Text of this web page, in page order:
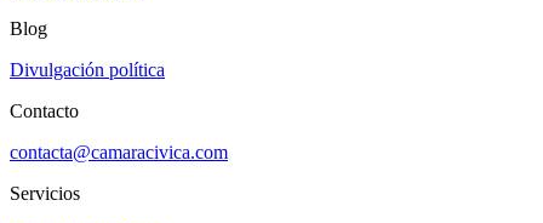
Blog
Divulgación política
Contacto
contacta@camaracivica.com
Servicios